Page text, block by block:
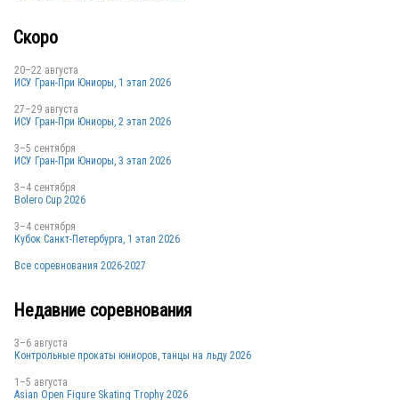
Скоро
20–22 августа
ИСУ Гран-При Юниоры, 1 этап 2026
27–29 августа
ИСУ Гран-При Юниоры, 2 этап 2026
3–5 сентября
ИСУ Гран-При Юниоры, 3 этап 2026
3–4 сентября
Bolero Cup 2026
3–4 сентября
Кубок Санкт-Петербурга, 1 этап 2026
Все соревнования 2026-2027
Недавние соревнования
3–6 августа
Контрольные прокаты юниоров, танцы на льду 2026
1–5 августа
Asian Open Figure Skating Trophy 2026